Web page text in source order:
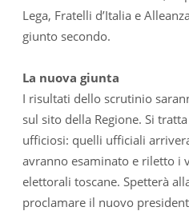
Lega, Fratelli d’Italia e
giunto secondo.
La nuova giunta
I risultati dello scrutinio
sul sito della Regione. Si
ufficiosi: quelli ufficiali
avranno esaminato e riletto i
elettorali toscane. Spetterà
proclamare il nuovo